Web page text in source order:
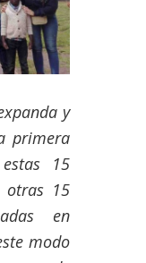
y
primera
15
otras 15
en
modo